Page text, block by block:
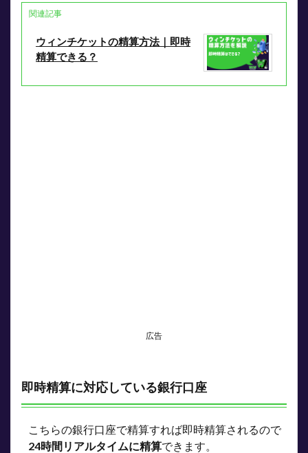
関連記事
ウィンチケットの精算方法｜即時
精算できる？
広告
即時精算に対応している銀行口座
こちらの銀行口座で精算すれば即時精算されるので
24時間リアルタイムに精算できます。